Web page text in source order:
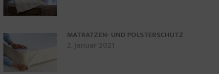
MATRATZEN- UND POLSTERSCHUTZ